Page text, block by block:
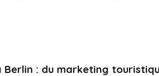
Berlin : du marketing